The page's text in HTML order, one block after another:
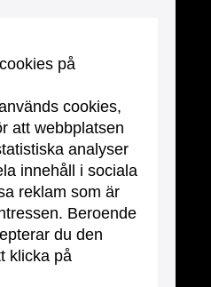
på
cookies,
att webbplatsen
analyser
innehåll i sociala
reklam som är
Beroende
du den
klicka på